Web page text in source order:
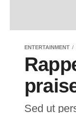
ENTERTAINMENT
Sed ut